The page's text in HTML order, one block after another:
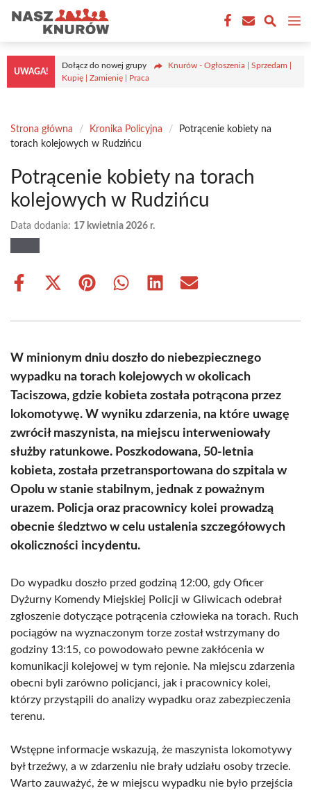
treści
UWAGA!
Dołącz do nowej grupy
Knurów - Ogłoszenia | Sprzedam |
Kupię | Zamienię | Praca
Strona główna / Kronika Policyjna /
Potrącenie kobiety na
torach kolejowych w Rudzińcu
Potrącenie kobiety na torach
kolejowych w Rudzińcu
Data dodania: 17 kwietnia 2026 r.
Share
Share
(Twitter)
Share Share Share Share
W minionym dniu doszło do niebezpiecznego
wypadku na torach kolejowych w okolicach
Taciszowa, gdzie kobieta została potrącona przez
lokomotywę. W wyniku zdarzenia, na które uwagę
zwrócił maszynista, na miejscu interweniowały
służby ratunkowe. Poszkodowana, 50-letnia
kobieta, została przetransportowana do szpitala w
Opolu w stanie stabilnym, jednak z poważnym
urazem. Policja oraz pracownicy kolei prowadzą
obecnie śledztwo w celu ustalenia szczegółowych
okoliczności incydentu.
Do wypadku doszło przed godziną 12:00, gdy Oficer
Dyżurny Komendy Miejskiej Policji w Gliwicach odebrał
zgłoszenie dotyczące potrącenia człowieka na torach. Ruch
pociągów na wyznaczonym torze został wstrzymany do
godziny 13:15, co powodowało pewne zakłócenia w
komunikacji kolejowej w tym rejonie. Na miejscu zdarzenia
obecni byli zarówno policjanci, jak i pracownicy kolei,
którzy przystąpili do analizy wypadku oraz zabezpieczenia
terenu.
Wstępne informacje wskazują, że maszynista lokomotywy
był trzeźwy, a w zdarzeniu nie brały udziału osoby trzecie.
Warto zauważyć, że w miejscu wypadku nie było przejścia